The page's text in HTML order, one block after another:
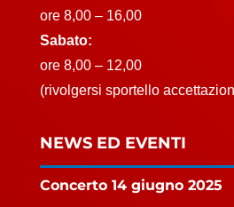
ore 8,00 – 16,00
Sabato:
ore 8,00 – 12,00
(rivolgersi sportello
NEWS ED EVENTI
Concerto 14 giugno 2025